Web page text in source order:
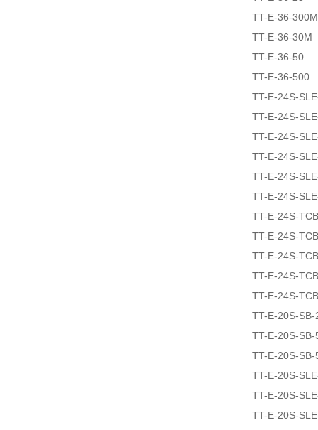
TT-E-36-300M
TT-E-36-30M
TT-E-36-50
TT-E-36-500
TT-E-24S-
TT-E-24S-
TT-E-24S-
TT-E-24S-
TT-E-24S-
TT-E-24S-
TT-E-24S-
TT-E-24S-
TT-E-24S-
TT-E-24S-
TT-E-24S-
TT-E-20S-SB-
TT-E-20S-SB-
TT-E-20S-SB-
TT-E-20S-
TT-E-20S-
TT-E-20S-